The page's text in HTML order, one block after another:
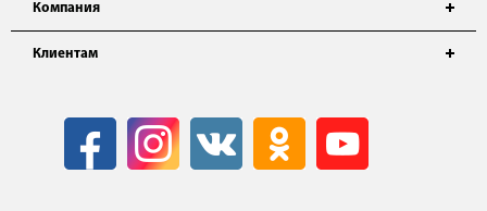
Компания
Клиентам